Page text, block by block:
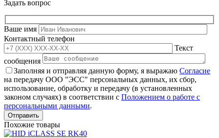
Задать вопрос
Ваше имя
Контактный телефон
Текст
сообщения
Заполняя и отправляя данную форму, я выражаю Согласие
на передачу ООО "ЭСС" персональных данных, их сбор,
использование, обработку и передачу (в установленных
законом случаях) в соответствии с Положением о работе с
персональными данными.
Похожие товары